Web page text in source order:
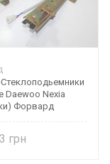
Daewoo Nexia
Форвард